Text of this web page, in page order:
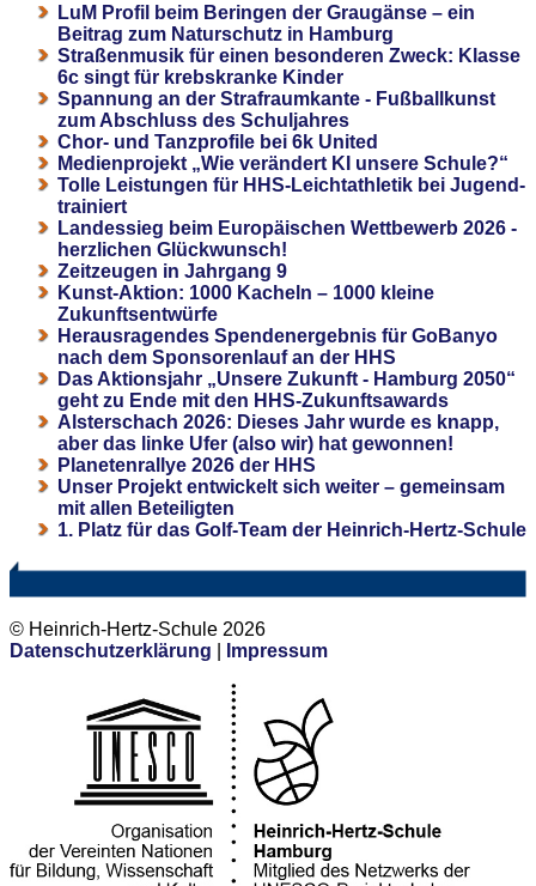
LuM Profil beim Beringen der Graugänse – ein
Beitrag zum Naturschutz in Hamburg
Straßenmusik für einen besonderen Zweck: Klasse
6c singt für krebskranke Kinder
Spannung an der Strafraumkante - Fußballkunst
zum Abschluss des Schuljahres
Chor- und Tanzprofile bei 6k United
Medienprojekt „Wie verändert KI unsere Schule?“
Tolle Leistungen für HHS-Leichtathletik bei Jugend-
trainiert
Landessieg beim Europäischen Wettbewerb 2026 -
herzlichen Glückwunsch!
Zeitzeugen in Jahrgang 9
Kunst-Aktion: 1000 Kacheln – 1000 kleine
Zukunftsentwürfe
Herausragendes Spendenergebnis für GoBanyo
nach dem Sponsorenlauf an der HHS
Das Aktionsjahr „Unsere Zukunft - Hamburg 2050“
geht zu Ende mit den HHS-Zukunftsawards
Alsterschach 2026: Dieses Jahr wurde es knapp,
aber das linke Ufer (also wir) hat gewonnen!
Planetenrallye 2026 der HHS
Unser Projekt entwickelt sich weiter – gemeinsam
mit allen Beteiligten
1. Platz für das Golf-Team der Heinrich-Hertz-Schule
© Heinrich-Hertz-Schule 2026
Datenschutzerklärung
Impressum